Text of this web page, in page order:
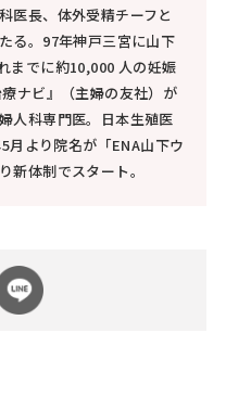
医長、体外受精チーフと
る。97年神戸三宮に山下
までに約10,000 人の妊娠
ナビ』（主婦の友社）が
人科専門医。日本生殖医
月より院名が「ENA山下ウ
新体制でスタート。